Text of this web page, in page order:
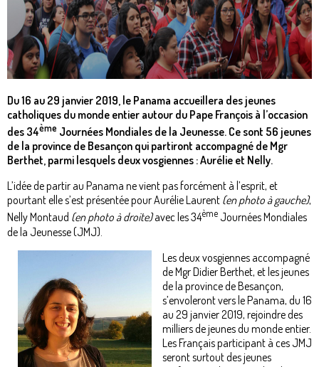
Du 16 au 29 janvier 2019, le Panama accueillera des jeunes
catholiques du monde entier autour du Pape François à l’occasion
des 34ème Journées Mondiales de la Jeunesse. Ce sont 56 jeunes
de la province de Besançon qui partiront accompagné de Mgr
Berthet, parmi lesquels deux vosgiennes : Aurélie et Nelly.
L’idée de partir au Panama ne vient pas forcément à l’esprit, et
pourtant elle s’est présentée pour Aurélie Laurent (en photo à gauche),
Nelly Montaud (en photo à droite)avec les 34ème Journées Mondiales
de la Jeunesse (JMJ).
Les deux vosgiennes accompagné
de Mgr Didier Berthet, et les jeunes
de la province de Besançon,
s’envoleront vers le Panama, du 16
au 29 janvier 2019, rejoindre des
milliers de jeunes du monde entier.
Les Français participant à ces JMJ
seront surtout des jeunes